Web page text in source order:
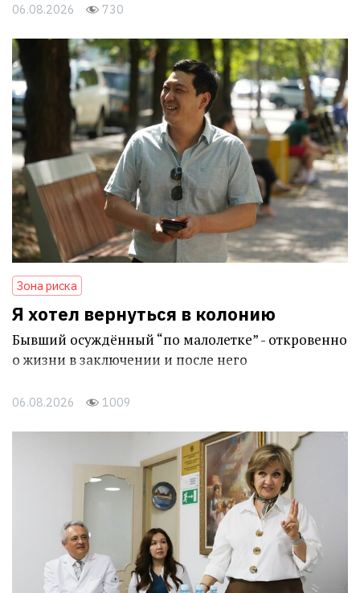
06.08.2026 730
Зона риска
Я хотел вернуться в колонию
Бывший осуждённый “по малолетке” - откровенно
о жизни в заключении и после него
06.08.2026 1009